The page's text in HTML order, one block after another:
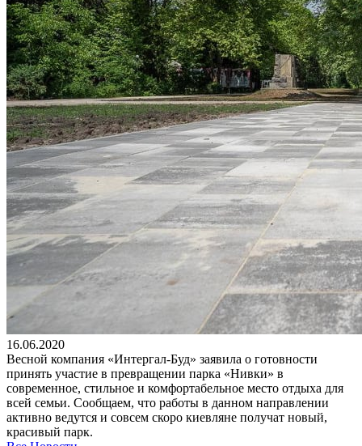
16.06.2020
Весной компания «Интергал-Буд» заявила о готовности
принять участие в превращении парка «Нивки» в
современное, стильное и комфортабельное место отдыха для
всей семьи. Сообщаем, что работы в данном направлении
активно ведутся и совсем скоро киевляне получат новый,
красивый парк.